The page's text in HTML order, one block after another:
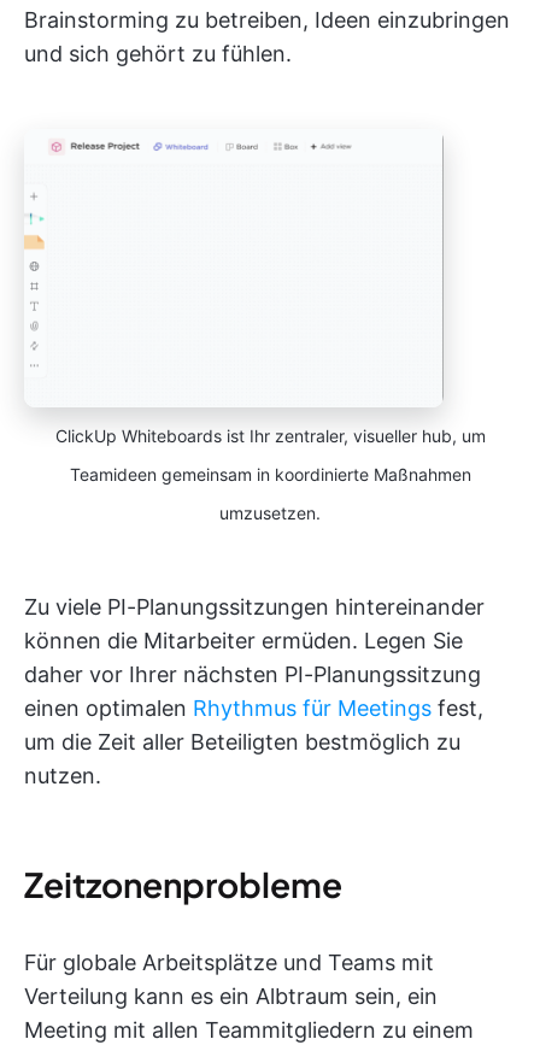
Brainstorming zu betreiben, Ideen einzubringen
und sich gehört zu fühlen.
ClickUp Whiteboards ist Ihr zentraler, visueller hub, um
Teamideen gemeinsam in koordinierte Maßnahmen
umzusetzen.
Zu viele PI-Planungssitzungen hintereinander
können die Mitarbeiter ermüden. Legen Sie
daher vor Ihrer nächsten PI-Planungssitzung
einen optimalen Rhythmus für Meetings fest,
um die Zeit aller Beteiligten bestmöglich zu
nutzen.
Zeitzonenprobleme
Für globale Arbeitsplätze und Teams mit
Verteilung kann es ein Albtraum sein, ein
Meeting mit allen Teammitgliedern zu einem